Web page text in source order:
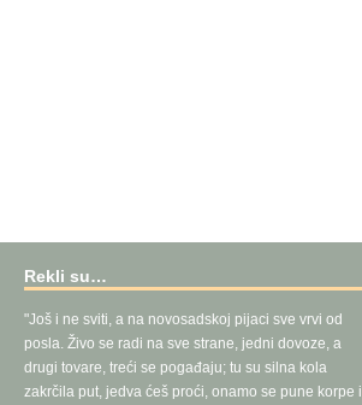
Rekli su…
"Još i ne sviti, a na novosadskoj pijaci sve vrvi od
posla. Živo se radi na sve strane, jedni dovoze, a
drugi tovare, treći se pogađaju; tu su silna kola
zakrčila put, jedva ćeš proći, onamo se pune korpe i